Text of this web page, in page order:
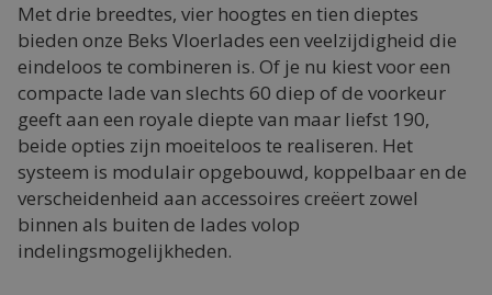
Met drie breedtes, vier hoogtes en tien dieptes
bieden onze Beks Vloerlades een veelzijdigheid die
eindeloos te combineren is. Of je nu kiest voor een
compacte lade van slechts 60 diep of de voorkeur
geeft aan een royale diepte van maar liefst 190,
beide opties zijn moeiteloos te realiseren. Het
systeem is modulair opgebouwd, koppelbaar en de
verscheidenheid aan accessoires creëert zowel
binnen als buiten de lades volop
indelingsmogelijkheden.